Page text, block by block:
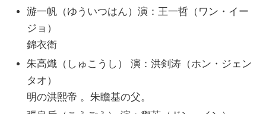
游一帆（ゆういつはん）演：王一哲（ワン・イー
ジョ）
錦衣衛
朱高熾（しゅこうし） 演：洪剣涛（ホン・ジェン
タオ）
明の洪熙帝 。朱瞻基の父。